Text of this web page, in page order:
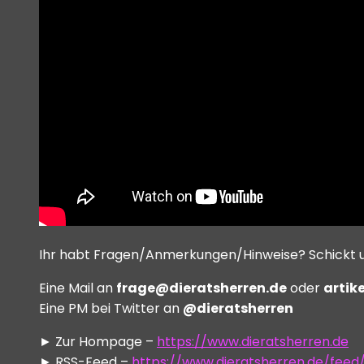
Ihr habt Fragen/Anmerkungen/Hinweise? Schickt
Eine Mail an frage@dieratsherren.deoder
Eine PM bei Twitter an @dieratsherren
► Zur Hompage – https://www.dieratsherren.de